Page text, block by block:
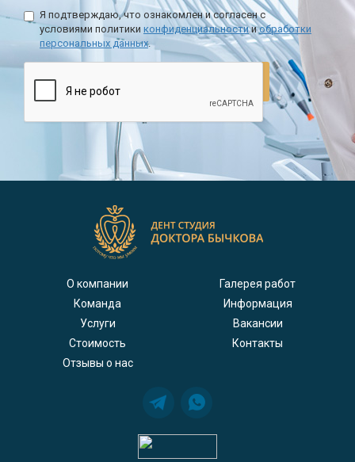
Я подтверждаю, что ознакомлен и согласен с
условиями политики конфиденциальностииобработки
персональных данных.
О компании
Команда
Услуги
Стоимость
Отзывы о нас
Галерея работ
Информация
Вакансии
Контакты